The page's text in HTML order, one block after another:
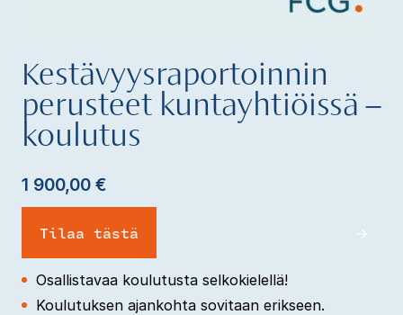
Kestävyysraportoinnin
perusteet kuntayhtiöissä –
koulutus
1 900,00 €
Tilaa tästä
Osallistavaa koulutusta selkokielellä!
Koulutuksen ajankohta sovitaan erikseen.